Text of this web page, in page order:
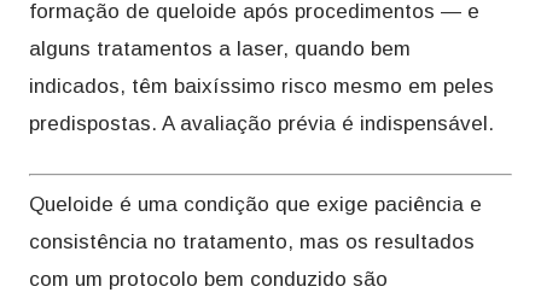
formação de queloide após procedimentos — e
alguns tratamentos a laser, quando bem
indicados, têm baixíssimo risco mesmo em peles
predispostas. A avaliação prévia é indispensável.
Queloide é uma condição que exige paciência e
consistência no tratamento, mas os resultados
com um protocolo bem conduzido são